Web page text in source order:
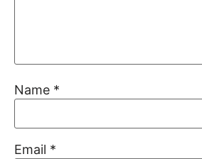
Name *
Email *